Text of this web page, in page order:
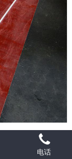
组合件未能按规定
电话